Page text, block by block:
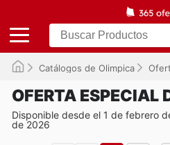
Catálogos de Olimpica
OFERTA ESPECIAL
Disponible desde el 1 de febrero
de 2026